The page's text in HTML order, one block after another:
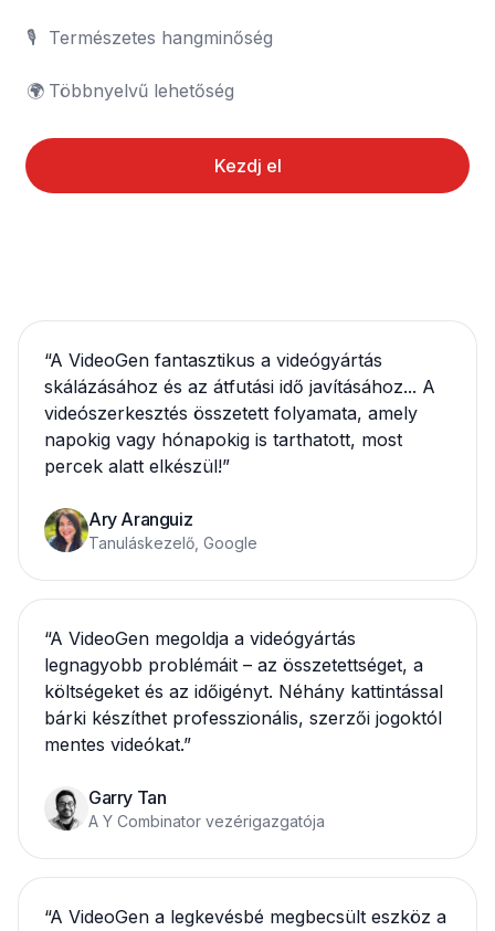
🎙️	Természetes hangminőség
🌍	Többnyelvű lehetőség
Kezdj el
“A VideoGen fantasztikus a videógyártás
skálázásához és az átfutási idő javításához... A
videószerkesztés összetett folyamata, amely
napokig vagy hónapokig is tarthatott, most
percek alatt elkészül!”
Ary Aranguiz
Tanuláskezelő, Google
“A VideoGen megoldja a videógyártás
legnagyobb problémáit – az összetettséget, a
költségeket és az időigényt. Néhány kattintással
bárki készíthet professzionális, szerzői jogoktól
mentes videókat.”
Garry Tan
A Y Combinator vezérigazgatója
“A VideoGen a legkevésbé megbecsült eszköz a